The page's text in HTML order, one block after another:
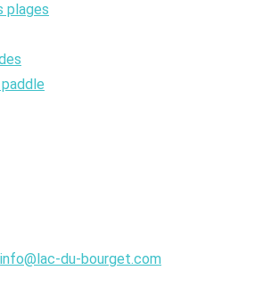
plages
info@lac-du-bourget.com